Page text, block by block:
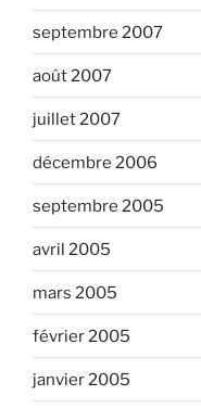
septembre 2007
août 2007
juillet 2007
décembre 2006
septembre 2005
avril 2005
mars 2005
février 2005
janvier 2005